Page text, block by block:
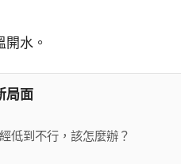
水。
局面
低到不行，該怎麼辦？